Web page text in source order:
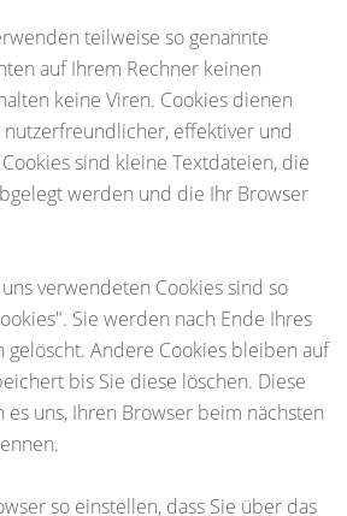
teilweise so genannte
auf Ihrem Rechner keinen
keine Viren. Cookies dienen
nutzerfreundlicher, effektiver und
sind kleine Textdateien, die
werden und die Ihr Browser
verwendeten Cookies sind so
Sie werden nach Ende Ihres
gelöscht. Andere Cookies bleiben auf
bis Sie diese löschen. Diese
es uns, Ihren Browser beim nächsten
so einstellen, dass Sie über das